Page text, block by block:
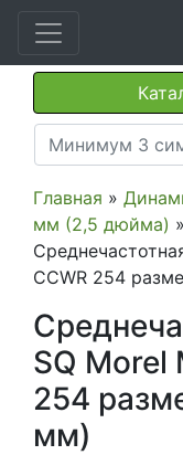
Главная »
мм (2,5 дюйма) »
CCWR 254
SQ Morel
254
мм)